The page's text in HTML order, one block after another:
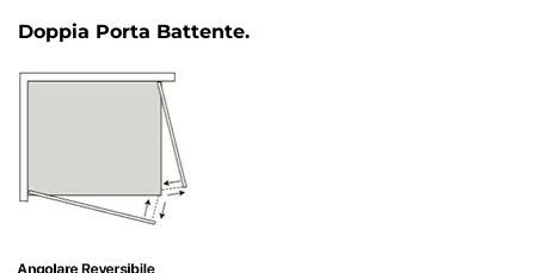
Doppia Porta Battente.